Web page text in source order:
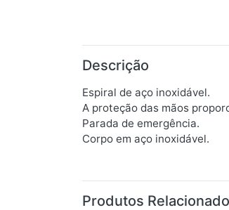
Descrição
Espiral de aço inoxidável.
A proteção das mãos
Parada de emergência.
Corpo em aço inoxidável.
Produtos